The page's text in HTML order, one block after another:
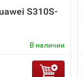
S310S-
В наличии